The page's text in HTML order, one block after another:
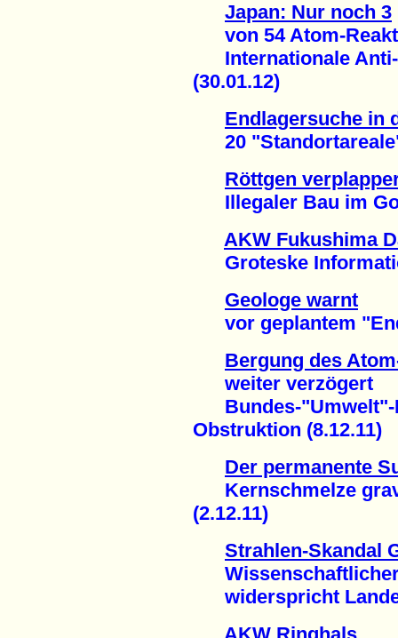
Japan: Nur noch 3
von 54 Atom-
Internationale Anti-
(30.01.12)
Endlagersuche in
20 "Standortareale"
Röttgen
Illegaler Bau im
AKW Fukushima
Groteske
Geologe warnt
vor geplantem
Bergung des
weiter verzögert
Bundes-"Umwelt"-
Obstruktion (8.12.11)
Der permanente
Kernschmelze
(2.12.11)
Strahlen-Skandal
Wissenschaftlicher
widerspricht